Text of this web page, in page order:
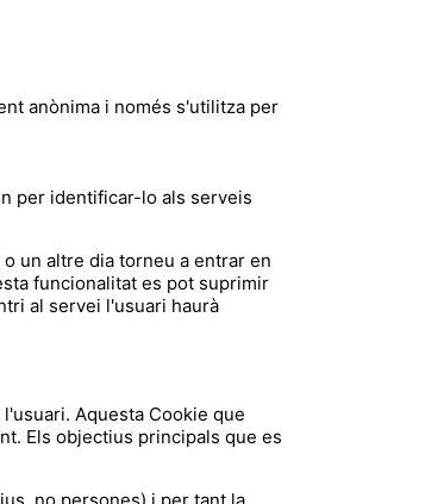
anònima i només s'utilitza per
per identificar-lo als serveis
un altre dia torneu a entrar en
funcionalitat es pot suprimir
al servei l'usuari haurà
Aquesta Cookie que
Els objectius principals que es